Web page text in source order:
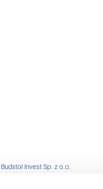
Budstol Invest Sp. z o.o.